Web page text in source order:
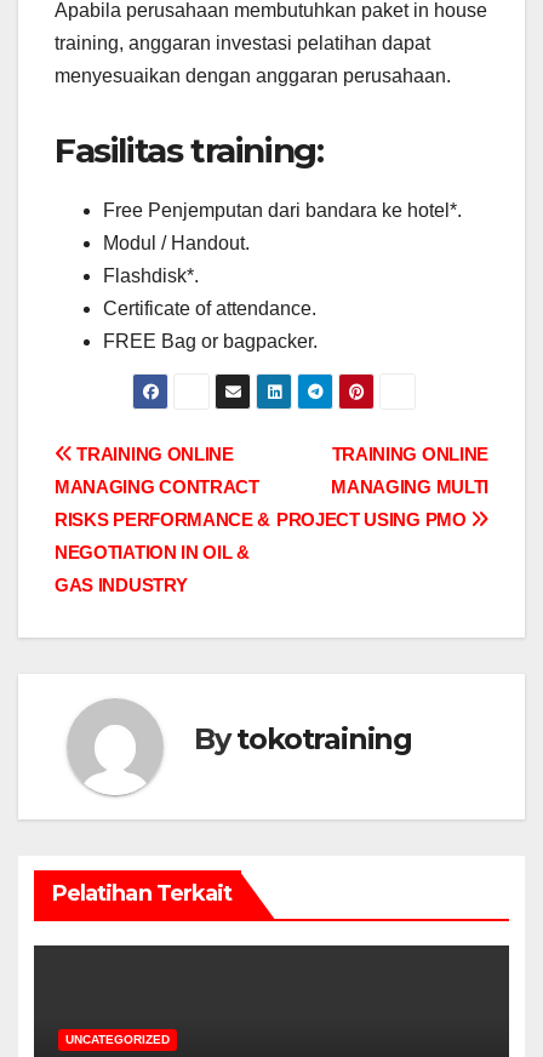
Apabila perusahaan membutuhkan paket in house
training, anggaran investasi pelatihan dapat
menyesuaikan dengan anggaran perusahaan.
Fasilitas training:
Free Penjemputan dari bandara ke hotel*.
Modul / Handout.
Flashdisk*.
Certificate of attendance.
FREE Bag or bagpacker.
Post
navigation
TRAINING ONLINE
MANAGING MULTI
PROJECT USING PMO
TRAINING ONLINE
MANAGING CONTRACT
RISKS PERFORMANCE &
NEGOTIATION IN OIL &
GAS INDUSTRY
Bytokotraining
Pelatihan Terkait
UNCATEGORIZED